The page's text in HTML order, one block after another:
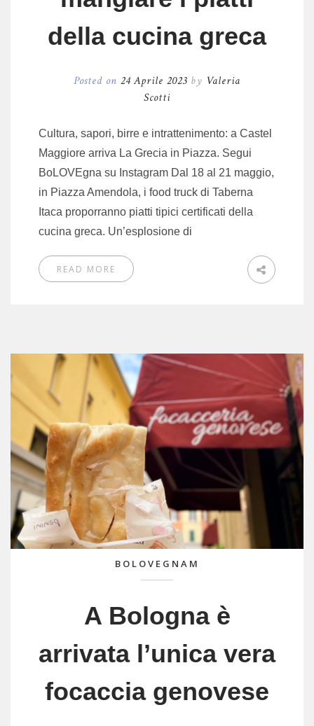
della cucina greca
Posted on 24 Aprile 2023 by Valeria
Scotti
Cultura, sapori, birre e intrattenimento: a Castel
Maggiore arriva La Grecia in Piazza. Segui
BoLOVEgna su Instagram Dal 18 al 21 maggio,
in Piazza Amendola, i food truck di Taberna
Itaca proporranno piatti tipici certificati della
cucina greca. Un’esplosione di
READ MORE
BOLOVEGNAM
A Bologna è
arrivata l’unica vera
focaccia genovese